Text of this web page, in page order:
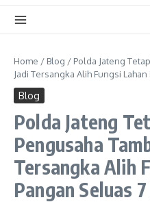
Home / Blog / Polda Jateng
Jadi Tersangka Alih Fungsi
Blog
Polda Jateng
Pengusaha
Tersangka Alih
Pangan Seluas